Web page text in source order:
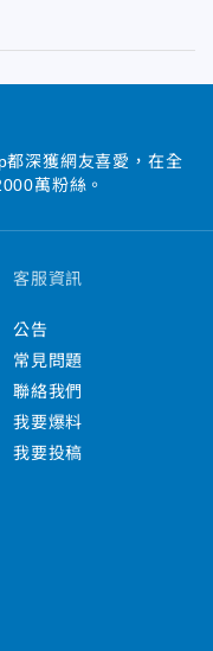
深獲網友喜愛，在全
萬粉絲。
客服資訊
公告
常見問題
聯絡我們
我要爆料
我要投稿